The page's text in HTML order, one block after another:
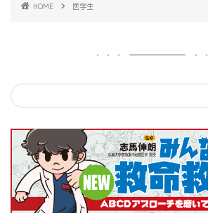
HOME 医学生